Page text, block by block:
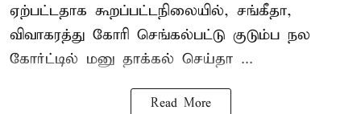
ஏற்பட்டதாக கூறப்பட்டநிலையில், சங்கீதா,
விவாகரத்து கோரி செங்கல்பட்டு குடும்ப நல
கோர்ட்டில் மனு தாக்கல் செய்தா ...
Read More